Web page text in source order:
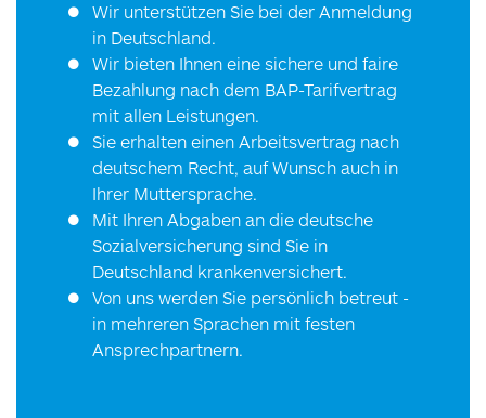
Wir unterstützen Sie bei der Anmeldung
in Deutschland.
Wir bieten Ihnen eine sichere und faire
Bezahlung nach dem BAP-Tarifvertrag
mit allen Leistungen.
Sie erhalten einen Arbeitsvertrag nach
deutschem Recht, auf Wunsch auch in
Ihrer Muttersprache.
Mit Ihren Abgaben an die deutsche
Sozialversicherung sind Sie in
Deutschland krankenversichert.
Von uns werden Sie persönlich betreut -
in mehreren Sprachen mit festen
Ansprechpartnern.